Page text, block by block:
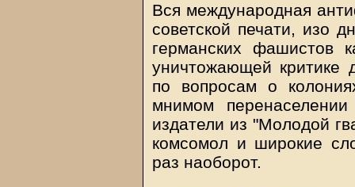
Вся международная
советской печати, изо
германских фашистов
уничтожающей критике
по вопросам о
мнимом
издатели из "Молодой
комсомол и широкие
раз наоборот.